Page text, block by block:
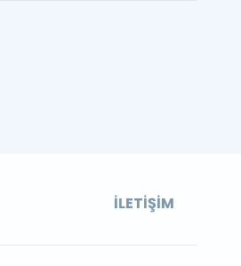
İLETIŞIM